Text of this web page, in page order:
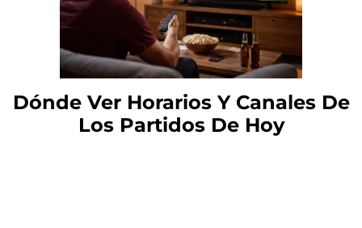
Dónde Ver Horarios Y Canales De
Los Partidos De Hoy